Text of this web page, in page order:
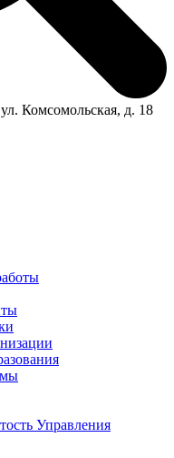
Комсомольская, д. 18
Управления